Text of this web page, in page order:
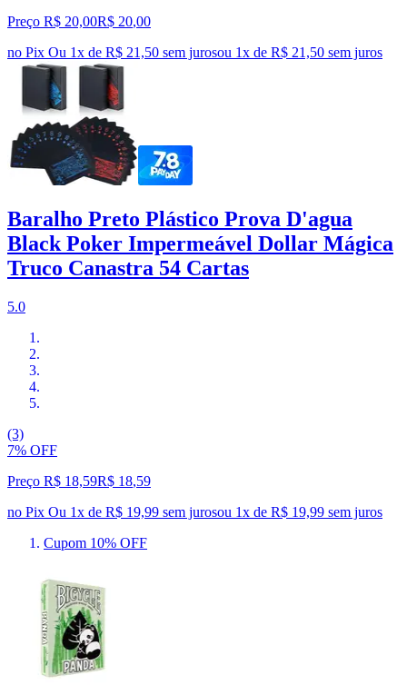
Preço R$ 20,00R$ 20,00
no Pix Ou 1x de R$ 21,50 sem jurosou 1x de R$ 21,50 sem juros
Baralho Preto Plástico Prova D'agua
Black Poker Impermeável Dollar Mágica
Truco Canastra 54 Cartas
5.0
(3)
7% OFF
Preço R$ 18,59R$ 18,59
no Pix Ou 1x de R$ 19,99 sem jurosou 1x de R$ 19,99 sem juros
Cupom 10% OFF